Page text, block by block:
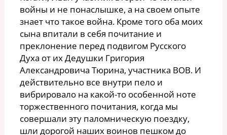
войны и не понаслышке, а на своем опыте
знает что такое война. Кроме того оба моих
сына впитали в себя почитание и
преклонение перед подвигом Русского
Духа от их Дедушки Григория
Александровича Тюрина, участника ВОВ. И
действительно все внутри пело и
вибрировало на какой-то особенной ноте
торжественного почитания, когда мы
совершали эту паломническую поездку,
шли дорогой наших воинов пешком до